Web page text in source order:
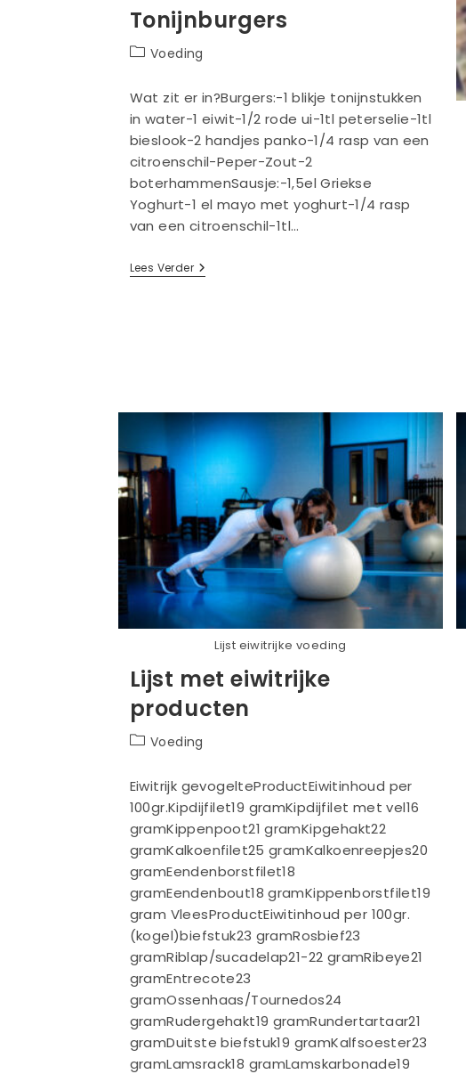
Tonijnburgers
Berichtcategorie:
Voeding
Wat zit er in?Burgers:-1 blikje tonijnstukken
in water-1 eiwit-1/2 rode ui-1tl peterselie-1tl
bieslook-2 handjes panko-1/4 rasp van een
citroenschil-Peper-Zout-2
boterhammenSausje:-1,5el Griekse
Yoghurt-1 el mayo met yoghurt-1/4 rasp
van een citroenschil-1tl…
Lees VerderTonijnburgers
Lijst eiwitrijke voeding
Lijst met eiwitrijke
producten
Berichtcategorie:
Voeding
Eiwitrijk gevogelteProductEiwitinhoud per
100gr.Kipdijfilet19 gramKipdijfilet met vel16
gramKippenpoot21 gramKipgehakt22
gramKalkoenfilet25 gramKalkoenreepjes20
gramEendenborstfilet18
gramEendenbout18 gramKippenborstfilet19
gram VleesProductEiwitinhoud per 100gr.
(kogel)biefstuk23 gramRosbief23
gramRiblap/sucadelap21-22 gramRibeye21
gramEntrecote23
gramOssenhaas/Tournedos24
gramRudergehakt19 gramRundertartaar21
gramDuitste biefstuk19 gramKalfsoester23
gramLamsrack18 gramLamskarbonade19